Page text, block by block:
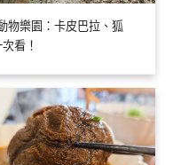
物樂園：卡皮巴拉、狐
看！